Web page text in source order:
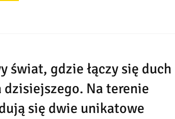
świat, gdzie łączy się duch
Na terenie
się dwie unikatowe